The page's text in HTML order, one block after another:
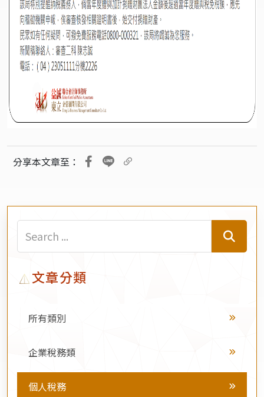
文章分類
所有類別
企業稅務類
個人稅務
分享本文章至：